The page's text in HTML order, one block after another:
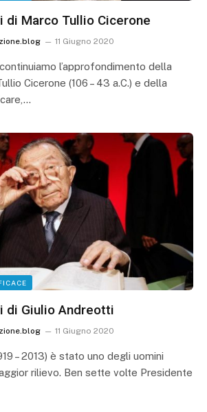
di Marco Tullio Cicerone
11 Giugno 2020
l’approfondimento della
Cicerone (106 – 43 a.C.) e della
di Giulio Andreotti
11 Giugno 2020
– 2013) è stato uno degli uomini
rilievo. Ben sette volte Presidente